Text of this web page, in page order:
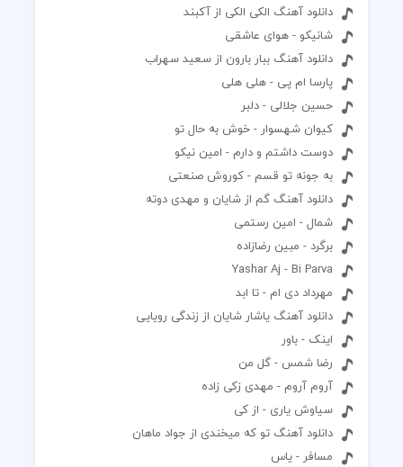
دانلود آهنگ الکی الکی از آکبند
شانیکو - هوای عاشقی
دانلود آهنگ ببار بارون از سعید سهراب
پارسا ام پی - هلی هلی
حسین جلالی - دلبر
کیوان شهسوار - خوش به حال تو
دوست داشتم و دارم - امین نیکو
به جونه تو قسم - کوروش صنعتی
دانلود آهنگ گم از شایان و مهدی دوته
شمال - امین رستمی
برگرد - مبین رضازاده
Yashar Aj - Bi Parva
مهرداد دی ام - تا ابد
دانلود آهنگ یاشار شایان از زندگی رویایی
اینک - باور
رضا شمس - گل من
آروم آروم - مهدی زکی زاده
سیاوش یاری - از کی
دانلود آهنگ تو که میخندی از جواد ماهان
مسافر - یاس